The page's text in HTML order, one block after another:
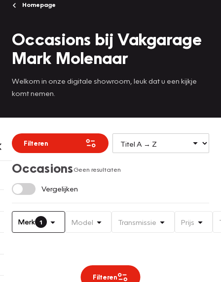
Homepage
Occasions bij Vakgarage
Mark Molenaar
Welkom in onze digitale showroom, leuk dat u een kijkje
komt nemen.
Filteren
OccasionsGeen resultaten
Vergelijken
Merk 1 Model Transmissie Prijs
Filteren